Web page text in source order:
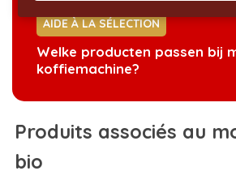
AIDE À LA SÉLECTION
Welke producten passen bij
koffiemachine?
Produits associés au
bio